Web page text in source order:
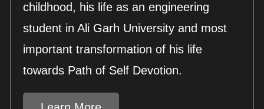
childhood, his life as an engineering
student in Ali Garh University and most
important transformation of his life
towards Path of Self Devotion.